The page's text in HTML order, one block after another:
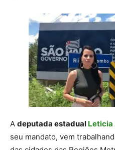
A deputada estadual Leticia
seu mandato, vem